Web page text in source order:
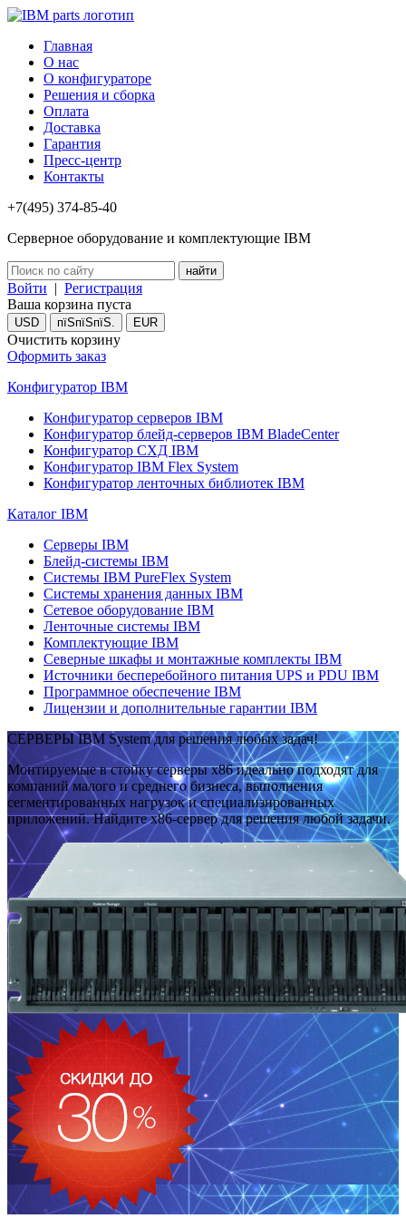
Главная
О нас
О конфигураторе
Решения и сборка
Оплата
Доставка
Гарантия
Пресс-центр
Контакты
+7(495) 374-85-40
Серверное оборудование и комплектующие IBM
Войти | Регистрация
Ваша корзина пуста
USD пїЅпїЅпїЅ. EUR
Очистить корзину
Оформить заказ
Конфигуратор IBM
Конфигуратор серверов IBM
Конфигуратор блейд-серверов IBM BladeCenter
Конфигуратор СХД IBM
Конфигуратор IBM Flex System
Конфигуратор ленточных библиотек IBM
Каталог IBM
Серверы IBM
Блейд-системы IBM
Системы IBM PureFlex System
Системы хранения данных IBM
Сетевое оборудование IBM
Ленточные системы IBM
Комплектующие IBM
Северные шкафы и монтажные комплекты IBM
Источники бесперебойного питания UPS и PDU IBM
Программное обеспечение IBM
Лицензии и дополнительные гарантии IBM
СЕРВЕРЫ IBM System для решения любых задач!
Монтируемые в стойку серверы x86 идеально подходят для
компаний малого и среднего бизнеса, выполнения
сегментированных нагрузок и специализированных
приложений. Найдите x86-сервер для решения любой задачи.